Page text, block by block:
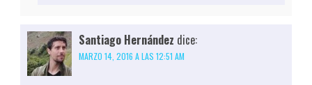
Santiago Hernández dice:
MARZO 14, 2016 A LAS 12:51 AM